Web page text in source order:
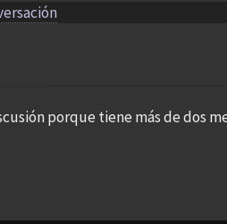
porque tiene más de dos